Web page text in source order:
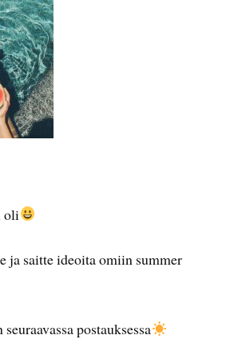
oli
ja saitte ideoita omiin summer
postauksessa